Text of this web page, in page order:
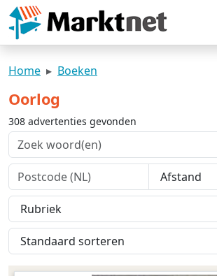
Home Boeken
Oorlog
308 advertenties gevonden